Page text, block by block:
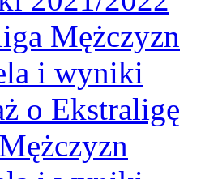
Mężczyzn
i wyniki
o Ekstraligę